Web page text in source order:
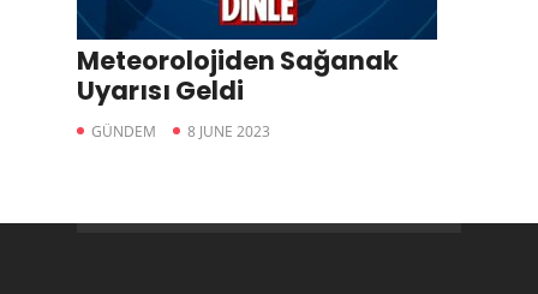
Meteorolojiden Sağanak
Uyarısı Geldi
GÜNDEM 8 JUNE 2023